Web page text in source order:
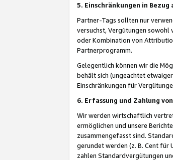
5. Einschränkungen in
Partner-Tags sollten nur
versuchst, Vergütungen sowohl
oder Kombination von
Partnerprogramm.
Gelegentlich können wir die
behält sich (ungeachtet
Einschränkungen für
6. Erfassung und Zahlung
Wir werden wirtschaftlich
ermöglichen und unsere
zusammengefasst sind.
gerundet werden (z. B. Cent für
zahlen Standardvergütungen